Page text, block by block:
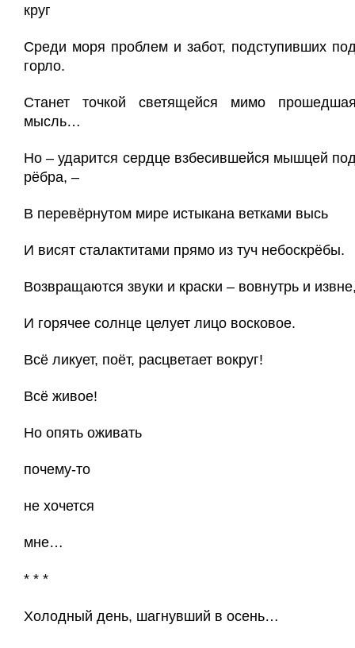
круг
Среди моря проблем и забот, подступивших
горло.
Станет точкой светящейся мимо
мысль…
Но – ударится сердце взбесившейся мышцей
рёбра, –
В перевёрнутом мире истыкана ветками высь
И висят сталактитами прямо из туч небоскрёбы.
Возвращаются звуки и краски – вовнутрь и
И горячее солнце целует лицо восковое.
Всё ликует, поёт, расцветает вокруг!
Всё живое!
Но опять оживать
почему-то
не хочется
мне…
* * *
Холодный день, шагнувший в осень…